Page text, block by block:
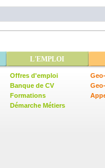
L'EMPLOI
Offres d'emploi
Banque de CV
Formations
Démarche Métiers